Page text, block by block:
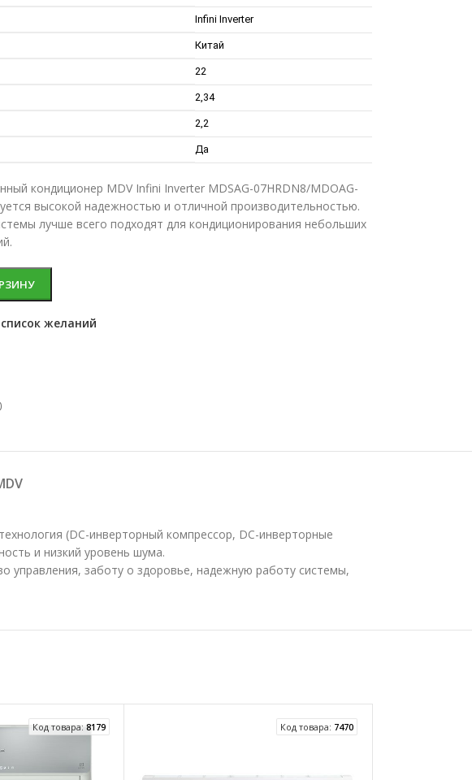
Infini Inverter
Китай
22
2,34
2,2
Да
кондиционер MDV Infini Inverter MDSAG-07HRDN8/MDOAG-
высокой надежностью и отличной производительностью.
лучше всего подходят для кондиционирования небольших
желаний
(DC-инверторный компрессор, DC-инверторные
и низкий уровень шума.
управления, заботу о здоровье, надежную работу системы,
Код товара:8179 Код товара: 7470